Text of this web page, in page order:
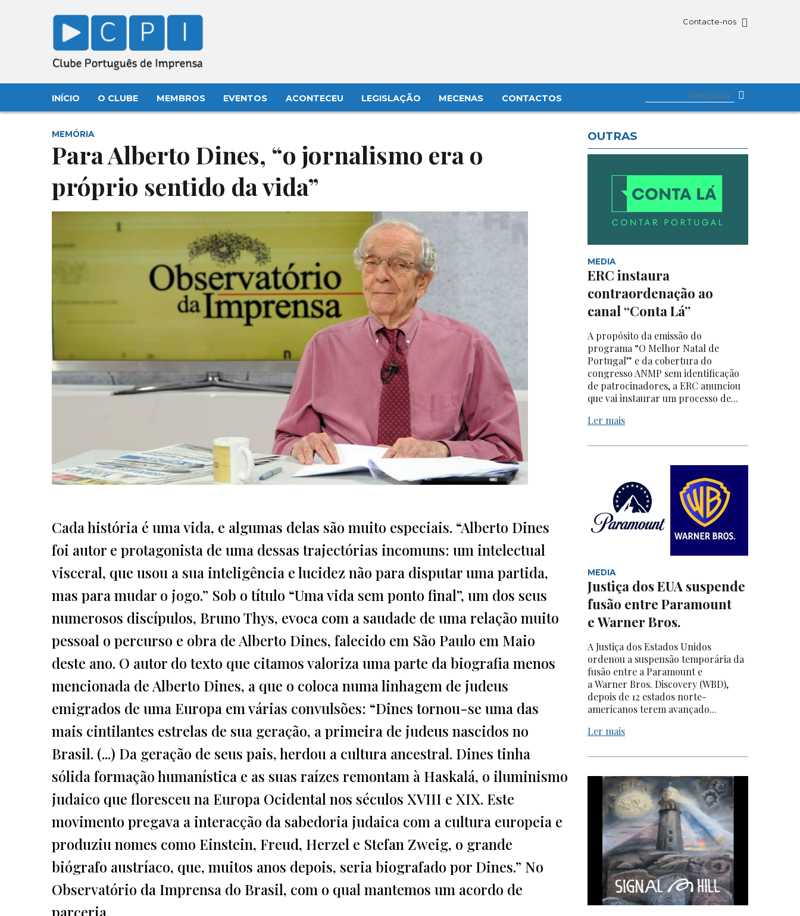
Contacte-nos
INÍCIO O CLUBE MEMBROS EVENTOS ACONTECEU LEGISLAÇÃO MECENAS CONTACTOS
MEMÓRIA
Para Alberto Dines, “o jornalismo era o
próprio sentido da vida”
Cada história é uma vida, e algumas delas são muito especiais. “Alberto Dines
foi autor e protagonista de uma dessas trajectórias incomuns: um intelectual
visceral, que usou a sua inteligência e lucidez não para disputar uma partida,
mas para mudar o jogo.” Sob o título “Uma vida sem ponto final”, um dos seus
numerosos discípulos, Bruno Thys, evoca com a saudade de uma relação muito
pessoal o percurso e obra de Alberto Dines, falecido em São Paulo em Maio
deste ano. O autor do texto que citamos valoriza uma parte da biografia menos
mencionada de Alberto Dines, a que o coloca numa linhagem de judeus
emigrados de uma Europa em várias convulsões: “Dines tornou-se uma das
mais cintilantes estrelas de sua geração, a primeira de judeus nascidos no
Brasil. (...) Da geração de seus pais, herdou a cultura ancestral. Dines tinha
sólida formação humanística e as suas raízes remontam à Haskalá, o iluminismo
judaico que floresceu na Europa Ocidental nos séculos XVIII e XIX. Este
movimento pregava a interacção da sabedoria judaica com a cultura europeia e
produziu nomes como Einstein, Freud, Herzel e Stefan Zweig, o grande
biógrafo austríaco, que, muitos anos depois, seria biografado por Dines.” No
Observatório da Imprensa do Brasil, com o qual mantemos um acordo de
parceria.
OUTRAS
MEDIA
ERC instaura
contraordenação ao
canal “Conta Lá”
A propósito da emissão do
programa “O Melhor Natal de
Portugal” e da cobertura do
congresso ANMP sem identificação
de patrocinadores, a ERC anunciou
que vai instaurar um processo de...
Ler mais
MEDIA
Justiça dos EUA suspende
fusão entre Paramount
e Warner Bros.
A Justiça dos Estados Unidos
ordenou a suspensão temporária da
fusão entre a Paramount e
a Warner Bros. Discovery (WBD),
depois de 12 estados norte-
americanos terem avançado...
Ler mais